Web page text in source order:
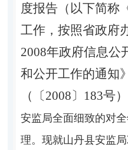
度报告（以下简称
工作，按照省政府
2008年政府信息公
和公开工作的通知
（〔2008〕183号
安监局全面细致的对
理。现就山丹县安监局